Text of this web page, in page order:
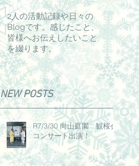
2人の活動記録や日々の
Blogです。感じたこと、
皆様へお伝えしたいこと
を綴ります。
NEW POSTS
R7/3/30 向山庭園 観桜会
コンサート出演！